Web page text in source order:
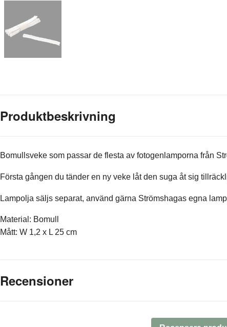
Produktbeskrivning
Bomullsveke som passar de flesta av fotogenlamporna från
Första gången du tänder en ny veke låt den suga åt sig
Lampolja säljs separat, använd gärna Strömshagas egna
Material: Bomull
Mått: W 1,2 x L 25 cm
Recensioner